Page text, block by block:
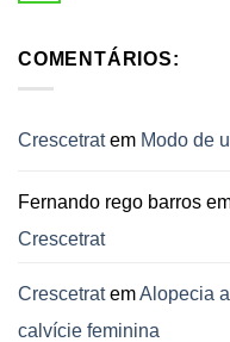
de
COMENTÁRIOS:
Crescetratem Modo de
Fernando rego barros
Crescetrat
CrescetratemAlopecia
calvície feminina